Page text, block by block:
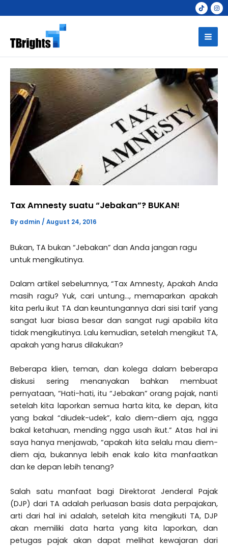
to
Tax Amnesty suatu “Jebakan”? BUKAN!
By admin / August 24, 2016
Bukan, TA bukan “Jebakan” dan Anda jangan ragu
untuk mengikutinya.
Dalam artikel sebelumnya, “Tax Amnesty, Apakah Anda
masih ragu? Yuk, cari untung…, memaparkan apakah
kita perlu ikut TA dan keuntungannya dari sisi tarif yang
sangat luar biasa besar dan sangat rugi apabila kita
tidak mengikutinya. Lalu kemudian, setelah mengikut TA,
apakah yang harus dilakukan?
Beberapa klien, teman, dan kolega dalam beberapa
diskusi sering menanyakan bahkan membuat
pernyataan, “Hati-hati, itu “Jebakan” orang pajak, nanti
setelah kita laporkan semua harta kita, ke depan, kita
yang bakal “diudek-udek”, kalo diem-diem aja, ngga
bakal ketahuan, mending ngga usah ikut.” Atas hal ini
saya hanya menjawab, “apakah kita selalu mau diem-
diem aja, bukannya lebih enak kalo kita manfaatkan
dan ke depan lebih tenang?
Salah satu manfaat bagi Direktorat Jenderal Pajak
(DJP) dari TA adalah perluasan basis data perpajakan,
arti dari hal ini adalah, setelah kita mengikuti TA, DJP
akan memiliki data harta yang kita laporkan, dan
petugas pajak akan dapat melihat kewajaran dari